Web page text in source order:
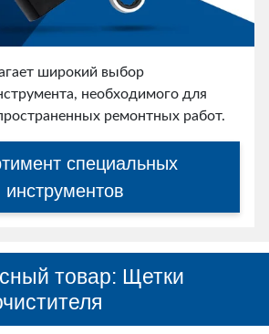
широкий выбор
необходимого для
ремонтных работ.
специальных
инструментов
товар: Щетки